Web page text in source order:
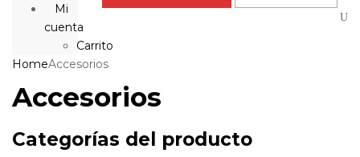
Mi
cuenta
Carrito
HomeAccesorios
Accesorios
Categorías del producto